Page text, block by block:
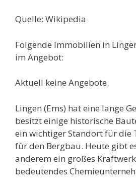
Quelle: Wikipedia
Folgende Immobilien in
im Angebot:
Aktuell keine Angebote.
Lingen (Ems) hat eine lange
besitzt einige historische
ein wichtiger Standort für die
für den Bergbau. Heute gibt
anderem ein großes
bedeutendes